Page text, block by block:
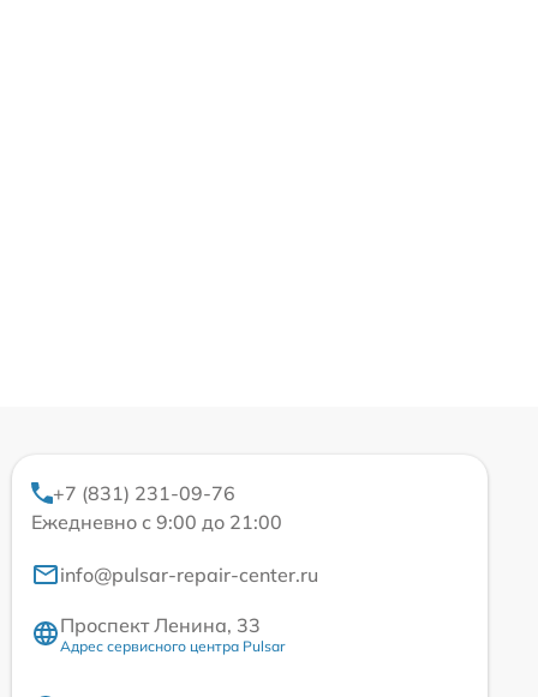
+7 (831) 231-09-76
Ежедневно с 9:00 до 21:00
info@pulsar-repair-center.ru
Проспект Ленина, 33
Адрес сервисного центра Pulsar